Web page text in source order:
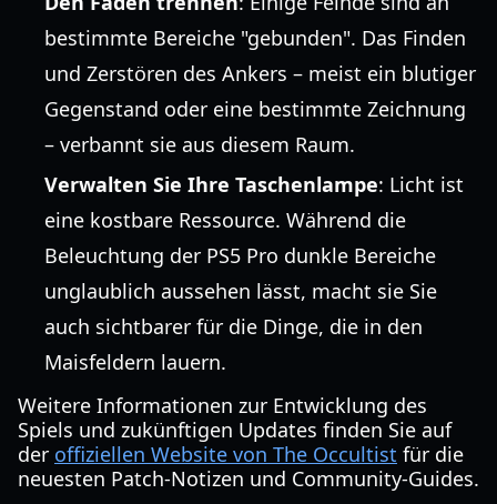
bestimmte Bereiche "gebunden". Das Finden
und Zerstören des Ankers – meist ein blutiger
Gegenstand oder eine bestimmte Zeichnung
– verbannt sie aus diesem Raum.
Verwalten Sie Ihre Taschenlampe: Licht ist
eine kostbare Ressource. Während die
Beleuchtung der PS5 Pro dunkle Bereiche
unglaublich aussehen lässt, macht sie Sie
auch sichtbarer für die Dinge, die in den
Maisfeldern lauern.
Weitere Informationen zur Entwicklung des
Spiels und zukünftigen Updates finden Sie auf
der offiziellen Website von The Occultist für die
neuesten Patch-Notizen und Community-Guides.